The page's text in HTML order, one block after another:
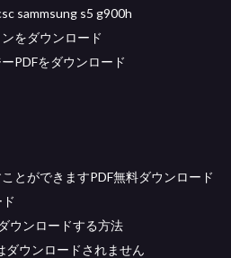
sammsung s5 g900h
をダウンロード
PDFをダウンロード
とができますPDF無料ダウンロード
ウンロードする方法
ウンロードされません